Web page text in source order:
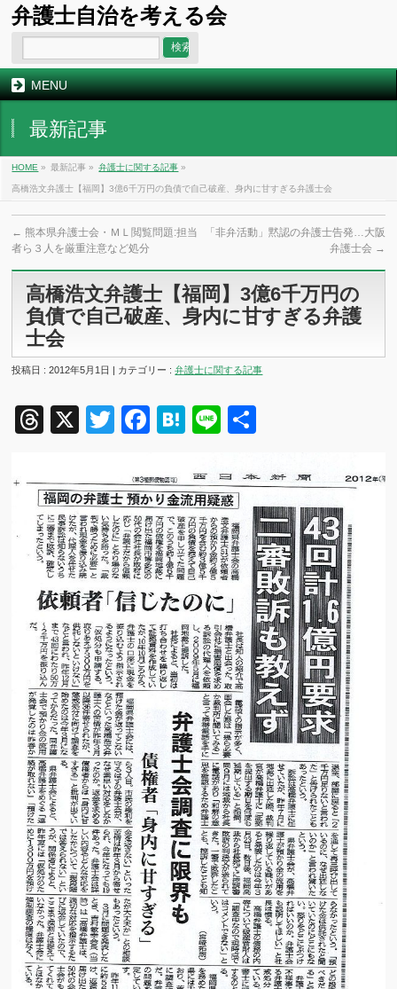
弁護士自治を考える会
MENU
最新記事
HOME » 最新記事 » 弁護士に関する記事 »
高橋浩文弁護士【福岡】3億6千万円の負債で自己破産、身内に甘すぎる弁護士会
← 熊本県弁護士会・ＭＬ閲覧問題:担当
者ら３人を厳重注意など処分
「非弁活動」黙認の弁護士告発…大阪
弁護士会 →
高橋浩文弁護士【福岡】3億6千万円の
負債で自己破産、身内に甘すぎる弁護
士会
投稿日 : 2012年5月1日 | カテゴリー :弁護士に関する記事
Threads
X TwitterFacebook
Hatena
Line